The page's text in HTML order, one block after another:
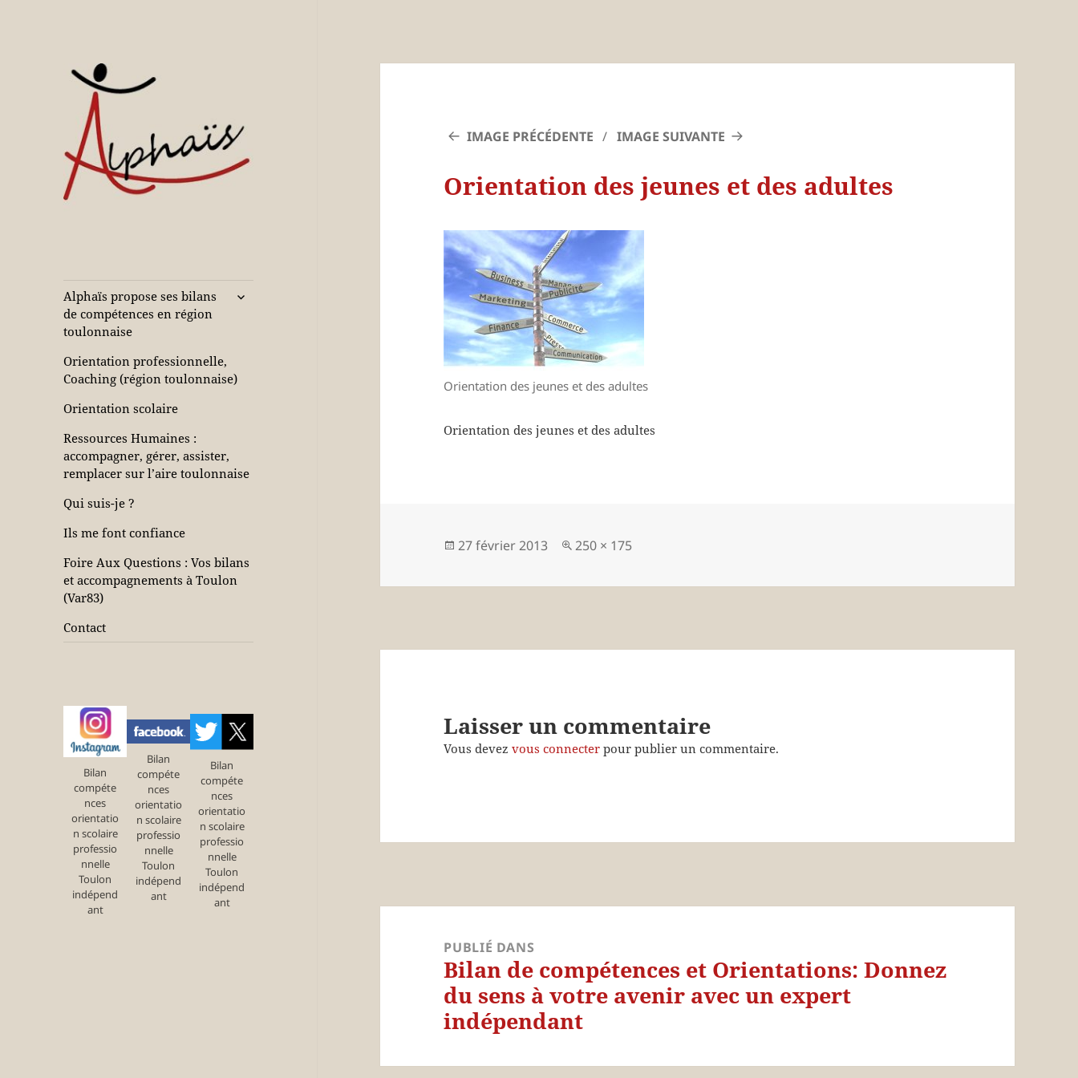
compétences et
orientations
adultes et jeunes
Alphaïs propose ses bilans
de compétences en région
toulonnaise
ouvrir
Orientation professionnelle,
Coaching (région toulonnaise)
Orientation scolaire
Ressources Humaines :
accompagner, gérer, assister,
remplacer sur l’aire toulonnaise
Qui suis-je ?
Ils me font confiance
Foire Aux Questions : Vos bilans
et accompagnements à Toulon
(Var83)
Contact
Bilan
compéte
nces
orientatio
n scolaire
professio
nnelle
Toulon
indépend
ant
Bilan
compéte
nces
orientatio
n scolaire
professio
nnelle
Toulon
indépend
ant
Bilan
compéte
nces
orientatio
n scolaire
professio
nnelle
Toulon
indépend
ant
IMAGE PRÉCÉDENTE IMAGE SUIVANTE
Orientation des jeunes et des adultes
Orientation des jeunes et des adultes
Orientation des jeunes et des adultes
Publié
27 février 2013
Taille
250 × 175
Laisser un commentaire
Vous devezvous connecter pour publier un commentaire.
PUBLIÉ DANS
Bilan de compétences et Orientations: Donnez
du sens à votre avenir avec un expert
indépendant